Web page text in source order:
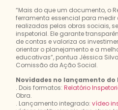
“Mais do que um documento, o
ferramenta essencial para
realizadas pelas obras sociais,
inspetorial. Ele garante
de contas e valoriza os
orientar o planejamento e a
educativas”, pontua Jéssica
Comissão da Ação Social.
Novidades no lançamento do
. Dois formatos: Relatório
Obra.
. Lançamento integrado: vídeo